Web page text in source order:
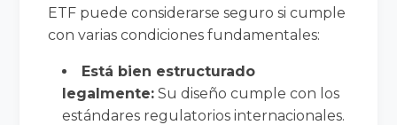
ETF puede considerarse seguro si cumple
con varias condiciones fundamentales:
Está bien estructurado
legalmente: Su diseño cumple con los
estándares regulatorios internacionales.